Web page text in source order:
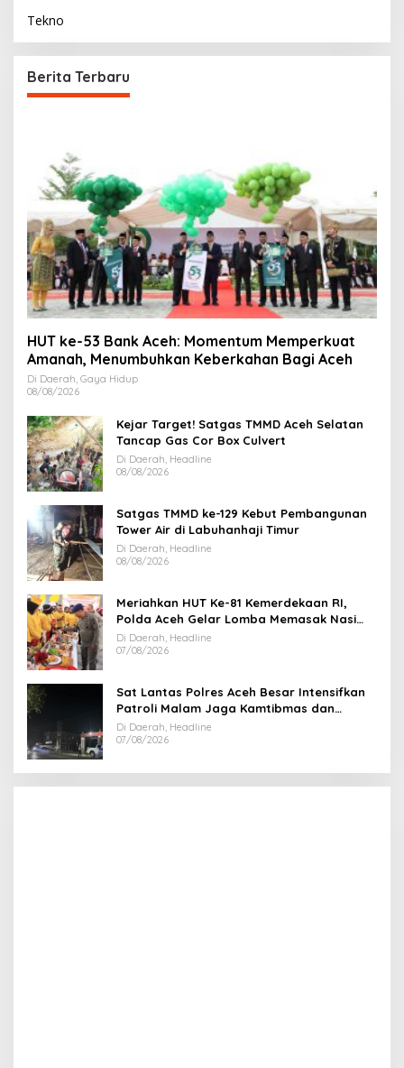
Tekno
Berita Terbaru
HUT ke-53 Bank Aceh: Momentum Memperkuat
Amanah, Menumbuhkan Keberkahan Bagi Aceh
Di Daerah, Gaya Hidup
08/08/2026
Kejar Target! Satgas TMMD Aceh Selatan
Tancap Gas Cor Box Culvert
Di Daerah, Headline
08/08/2026
Satgas TMMD ke-129 Kebut Pembangunan
Tower Air di Labuhanhaji Timur
Di Daerah, Headline
08/08/2026
Meriahkan HUT Ke-81 Kemerdekaan RI,
Polda Aceh Gelar Lomba Memasak Nasi
Goreng dan Aneka Minuman
Di Daerah, Headline
07/08/2026
Sat Lantas Polres Aceh Besar Intensifkan
Patroli Malam Jaga Kamtibmas dan
Kelancaran Lalu Lintas
Di Daerah, Headline
07/08/2026